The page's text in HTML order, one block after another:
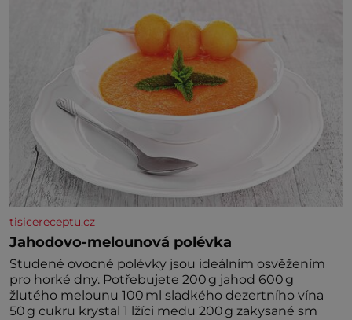
tisicereceptu.cz
Jahodovo-melounová polévka
Studené ovocné polévky jsou ideálním osvěžením
pro horké dny. Potřebujete 200 g jahod 600 g
žlutého melounu 100 ml sladkého dezertního vína
50 g cukru krystal 1 lžíci medu 200 g zakysané sm